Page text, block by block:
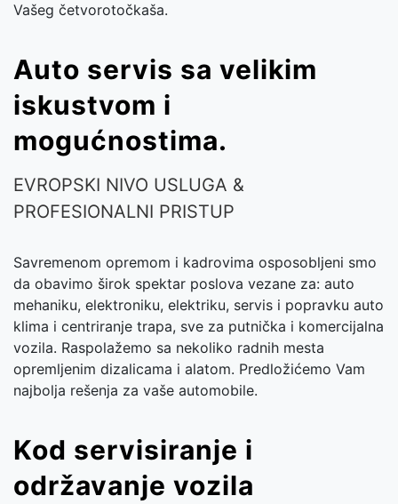
Vašeg četvorotočkaša.
Auto servis sa velikim
iskustvom i
mogućnostima.
EVROPSKI NIVO USLUGA &
PROFESIONALNI PRISTUP
Savremenom opremom i kadrovima osposobljeni smo
da obavimo širok spektar poslova vezane za: auto
mehaniku, elektroniku, elektriku, servis i popravku auto
klima i centriranje trapa, sve za putnička i komercijalna
vozila. Raspolažemo sa nekoliko radnih mesta
opremljenim dizalicama i alatom. Predložićemo Vam
najbolja rešenja za vaše automobile.
Kod servisiranje i
održavanje vozila